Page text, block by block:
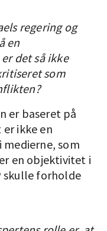
regering og
en
det så ikke
som
er baseret på
ikke en
medierne, som
en objektivitet i
skulle forholde